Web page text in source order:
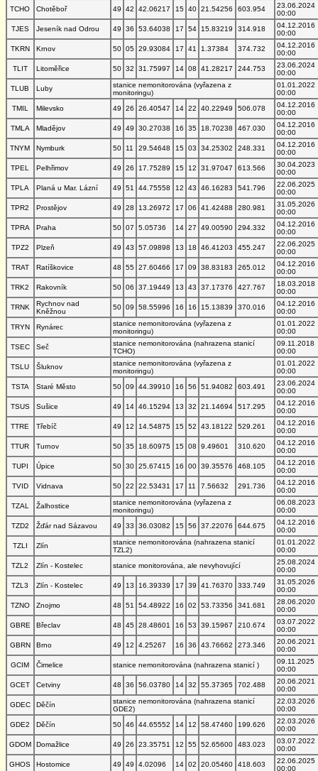
TCHO
Chotěboř 49 42 42.06217 15 40 21.54256 603.954
23.06.2024
00:00
TJES
Jeseník nad Odrou 49 36 53.64038 17 54 15.83219 314.918
04.12.2016
00:00
TKRN
Krnov 50 05 29.93084 17 41 1.37384 374.732
04.12.2016
00:00
TLIT
Litoměřice 50 32 31.75997 14 08 41.28217 244.753
23.06.2024
00:00
TLUB
Luby
stanice nemonitorována (vyřazena z
monitoringu)
01.01.2022
00:00
TMIL
Milevsko 49 26 26.40547 14 22 40.22949 506.078
04.12.2016
00:00
TMLA
Mladějov 49 49 30.27038 16 35 18.70238 467.030
04.12.2016
00:00
TNYM
Nymburk 50 11 29.54648 15 03 34.25302 248.331
04.12.2016
00:00
TPEL
Pelhřimov 49 26 17.75289 15 12 31.97047 613.566
30.04.2023
00:00
TPLA
Planá u Mar. Lázní 49 51 44.75558 12 43 46.16283 541.796
22.06.2025
00:00
TPR2
Prostějov 49 28 13.26972 17 06 41.42488 280.981
31.05.2026
00:00
TPRA
Praha 50 07 5.05736 14 27 49.00590 294.332
04.12.2016
00:00
TPZ2
Plzeň 49 43 57.09898 13 18 46.41203 455.247
22.06.2025
00:00
TRAT
Ratíškovice 48 55 27.60466 17 09 38.83183 265.012
04.12.2016
00:00
TRK2
Rakovník 50 06 37.19449 13 43 37.17376 427.767
18.03.2018
00:00
TRNK
Rychnov nad
Kněžnou
50 09 58.55996 16 16 15.13839 370.016
04.12.2016
00:00
TRYN
Rynárec
stanice nemonitorována (vyřazena z
monitoringu)
01.01.2022
00:00
TSEC
Seč
stanice nemonitorována (nahrazena stanicí
TCHO)
09.11.2018
00:00
TSLU
Šluknov
stanice nemonitorována (vyřazena z
monitoringu)
01.01.2022
00:00
TSTA
Staré Město 50 09 44.39910 16 56 51.94082 603.491
23.06.2024
00:00
TSUS
Sušice 49 14 46.15294 13 32 21.14694 517.295
04.12.2016
00:00
TTRE
Třebíč 49 12 14.54875 15 52 43.18122 529.261
04.12.2016
00:00
TTUR
Turnov 50 35 18.60975 15 08 9.49601 310.620
04.12.2016
00:00
TUPI
Úpice 50 30 25.67415 16 00 39.35576 468.105
04.12.2016
00:00
TVID
Vidnava 50 22 22.53431 17 11 7.56632 291.736
04.12.2016
00:00
TZAL
Žalhostice
stanice nemonitorována (vyřazena z
monitoringu)
06.08.2023
00:00
TZD2
Žďár nad Sázavou 49 33 36.03082 15 56 37.22076 644.675
04.12.2016
00:00
TZLI
Zlín
stanice nemonitorována (nahrazena stanicí
TZL2)
01.01.2022
00:00
TZL2
Zlín - Kostelec stanice monitorována, ale nevyhovující
25.08.2024
00:00
TZL3
Zlín - Kostelec 49 13 16.39339 17 39 41.76370 333.749
31.05.2026
00:00
TZNO
Znojmo 48 51 54.48922 16 02 53.73356 341.681
28.06.2020
00:00
GBRE
Břeclav 48 45 28.48601 16 53 39.15967 210.674
03.07.2022
00:00
GBRN
Brno 49 12 4.25267 16 36 43.76662 273.346
20.06.2021
00:00
GCIM
Čimelice stanice nemonitorována (nahrazena stanicí )
09.11.2025
00:00
GCET
Cetviny 48 36 56.03780 14 32 55.37365 702.488
20.06.2021
00:00
GDEC
Děčín
stanice nemonitorována (nahrazena stanicí
GDE2)
22.03.2026
00:00
GDE2
Děčín 50 46 44.65552 14 12 58.47460 199.626
22.03.2026
00:00
GDOM
Domažlice 49 26 23.35751 12 55 52.65600 483.023
03.07.2022
00:00
GHOS
Hostomice 49 49 4.02096 14 02 20.05460 418.603
22.06.2025
00:00